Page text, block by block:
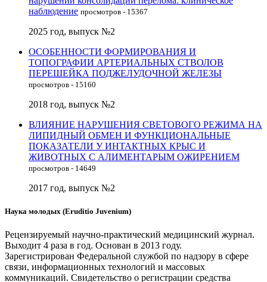
наблюдение просмотров - 15367
2025 год, выпуск №2
ОСОБЕННОСТИ ФОРМИРОВАНИЯ И
ТОПОГРАФИИ АРТЕРИАЛЬНЫХ СТВОЛОВ
ПЕРЕШЕЙКА ПОДЖЕЛУДОЧНОЙ ЖЕЛЕЗЫ
просмотров - 15160
2018 год, выпуск №2
ВЛИЯНИЕ НАРУШЕНИЯ СВЕТОВОГО РЕЖИМА НА
ЛИПИДНЫЙ ОБМЕН И ФУНКЦИОНАЛЬНЫЕ
ПОКАЗАТЕЛИ У ИНТАКТНЫХ КРЫС И
ЖИВОТНЫХ С АЛИМЕНТАРЫМ ОЖИРЕНИЕМ
просмотров - 14649
2017 год, выпуск №2
Наука молодых (Eruditio Juvenium)
Рецензируемый научно-практический медицинский журнал.
Выходит 4 раза в год. Основан в 2013 году.
Зарегистрирован Федеральной службой по надзору в сфере
связи, информационных технологий и массовых
коммуникаций. Свидетельство о регистрации средства